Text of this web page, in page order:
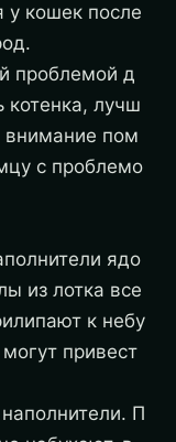
у кошек после
проблемой д
котенка, лучш
внимание пом
с проблемо
ядо
из лотка все
к небу
привест
П